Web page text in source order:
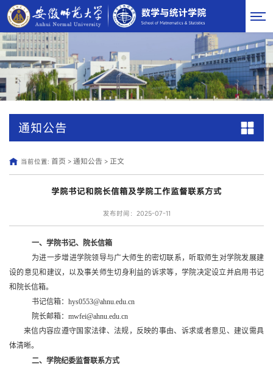
通知公告
当前位置: 首页 > 通知公告> 正文
学院书记和院长信箱及学院工作监督联系方式
发布时间：2025-07-11
一、 学院书记、
院长信箱
为进一步增进学院领导与广大师生的密切联系，听取师生对学院发展建
设的意见和建议，以及事关师生切身利益的诉求等，学院决定设立并启用 书记
和 院长信箱。
书记信箱： hys0553@ahnu.edu.cn
院长邮箱： mwfei@ahnu.edu.cn
来信内容应遵守国家法律、法规，反映的事由、诉求或者意见、建议需具
体清晰。
二、学院纪委监督联系方式